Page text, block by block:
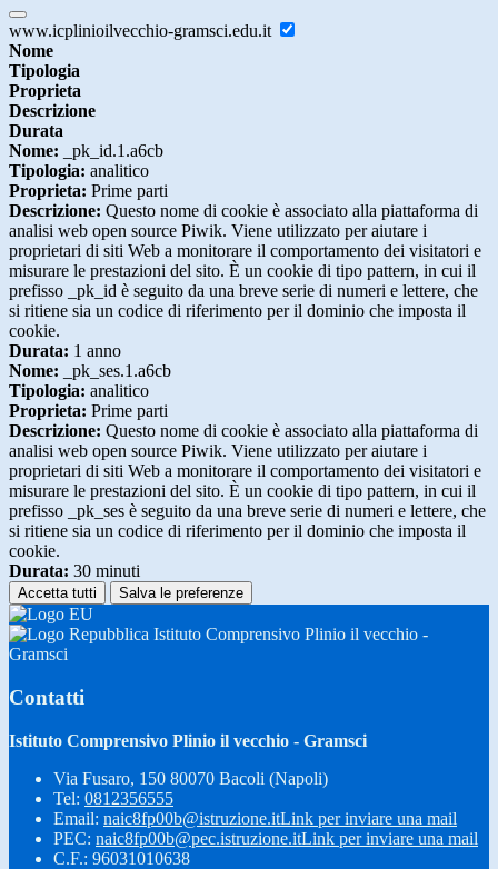
www.icplinioilvecchio-gramsci.edu.it
Nome
Tipologia
Proprieta
Descrizione
Durata
Nome: _pk_id.1.a6cb
Tipologia: analitico
Proprieta: Prime parti
Descrizione: Questo nome di cookie è associato alla piattaforma di
analisi web open source Piwik. Viene utilizzato per aiutare i
proprietari di siti Web a monitorare il comportamento dei visitatori e
misurare le prestazioni del sito. È un cookie di tipo pattern, in cui il
prefisso _pk_id è seguito da una breve serie di numeri e lettere, che
si ritiene sia un codice di riferimento per il dominio che imposta il
cookie.
Durata: 1 anno
Nome: _pk_ses.1.a6cb
Tipologia: analitico
Proprieta: Prime parti
Descrizione: Questo nome di cookie è associato alla piattaforma di
analisi web open source Piwik. Viene utilizzato per aiutare i
proprietari di siti Web a monitorare il comportamento dei visitatori e
misurare le prestazioni del sito. È un cookie di tipo pattern, in cui il
prefisso _pk_ses è seguito da una breve serie di numeri e lettere, che
si ritiene sia un codice di riferimento per il dominio che imposta il
cookie.
Durata: 30 minuti
Accetta tutti Salva le preferenze
Istituto Comprensivo Plinio il vecchio -
Gramsci
Contatti
Istituto Comprensivo Plinio il vecchio - Gramsci
Via Fusaro, 150 80070 Bacoli (Napoli)
Tel: 0812356555
Email: naic8fp00b@istruzione.itLink per inviare una mail
PEC: naic8fp00b@pec.istruzione.itLink per inviare una mail
C.F.: 96031010638